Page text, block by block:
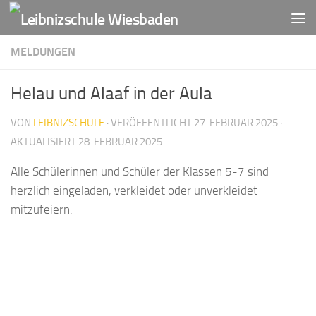
Zum Inhalt springen
MELDUNGEN
Helau und Alaaf in der Aula
VON LEIBNIZSCHULE · VERÖFFENTLICHT 27. FEBRUAR 2025 ·
AKTUALISIERT 28. FEBRUAR 2025
Alle Schülerinnen und Schüler der Klassen 5-7 sind
herzlich eingeladen, verkleidet oder unverkleidet
mitzufeiern.